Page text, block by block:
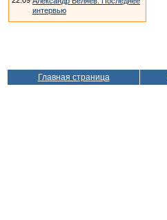
интервью
Главная страница